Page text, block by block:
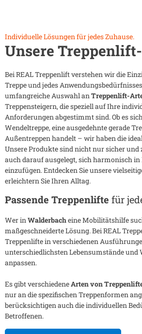
Individuelle Lösungen für jedes Zuhause.
Unsere
Bei REAL Treppenlift verstehen wir die
Treppe und jedes
umfangreiche Auswahl anTreppenlift-
Treppensteigern, die speziell auf Ihre
Anforderungen abgestimmt sind. Ob es
Wendeltreppe, eine ausgedehnte gerade
Außentreppen handelt – wir haben die
Unsere Produkte sind nicht nur sicher und
auch darauf ausgelegt, sich harmonisch
einzufügen. Entdecken Sie unsere
erleichtern Sie Ihren Alltag.
Passende Treppenlifte für
Wer inWalderbacheine Mobilitätshilfe
maßgeschneiderte Lösung. Bei REAL
Treppenlifte in verschiedenen
unterschiedlichsten Lebensumstände
anpassen.
Es gibt verschiedeneArten von
nur an die spezifischen Treppenformen
berücksichtigen auch die individuellen
Betroffenen.